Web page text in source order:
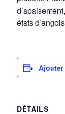
états
Ajouter
DÉTAILS